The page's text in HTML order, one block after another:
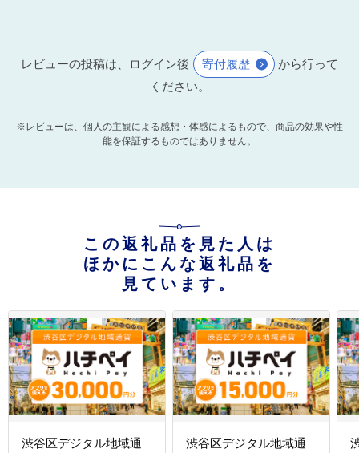
レビューの投稿は、ログイン後 寄付履歴
から行って
ください。
※レビューは、個人の主観による感想・体感によるもので、商品の効果や性
能を保証するものではありません。
この返礼品を見た人は
ほかにこんな返礼品を
見ています。
渋谷区デジタル地域通
渋谷区デジタル地域通